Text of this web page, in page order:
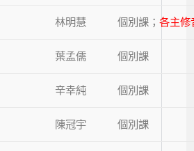
林明慧 個別課 ；各主修
葉孟儒 個別課
辛幸純 個別課
陳冠宇 個別課